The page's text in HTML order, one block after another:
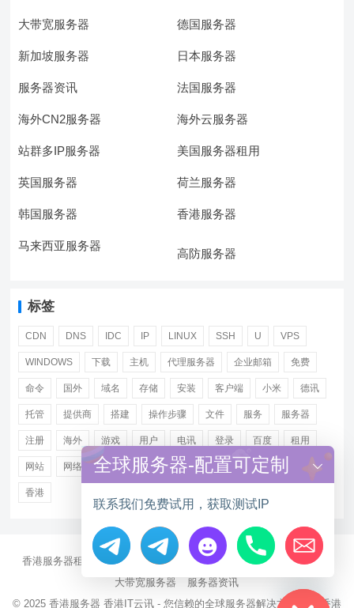
大带宽服务器 德国服务器
新加坡服务器 日本服务器
服务器资讯 法国服务器
海外CN2服务器 海外云服务器
站群多IP服务器 美国服务器租用
英国服务器 荷兰服务器
韩国服务器 香港服务器
马来西亚服务器
高防服务器
标签
CDN DNS IDC IP LINUX SSH U VPS
WINDOWS 下载 主机 代理服务器 企业邮箱 免费
命令 国外 域名 存储 安装 客户端 小米 德讯
托管 提供商 搭建 操作步骤 文件 服务 服务器
注册 海外 游戏 用户 电讯 登录 百度 租用
网站 网络 腾讯 虚拟主机 证书 配置 阿里
香港
香港服务器租用 海外CN2服务器 站群多IP服务器
海外云服务器
大带宽服务器
服务器资讯
© 2025 香港服务器 香港IT云讯 - 您信赖的全球服务器解决方案伙伴 香港
Hide chaty
全球服务器-配置可定制
联系我们免费试用，获取测试IP